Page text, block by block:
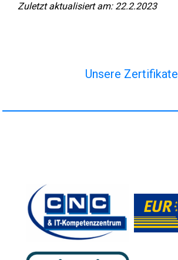
Zuletzt aktualisiert am: 22.2.2023
Unsere Zertifikate